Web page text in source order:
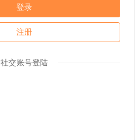
登录
注册
社交账号登陆